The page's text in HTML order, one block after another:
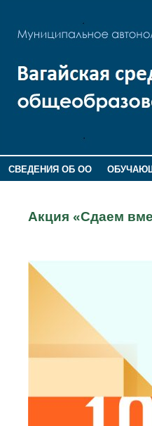
СВЕДЕНИЯ ОБ ОО
Акция «Сдаем